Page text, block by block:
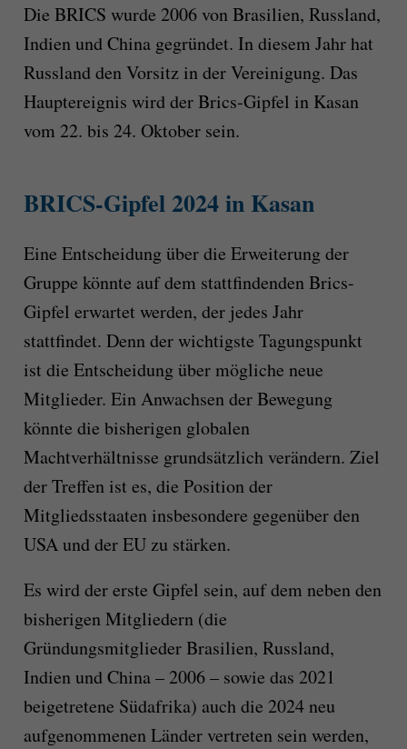
Die BRICS wurde 2006 von Brasilien, Russland,
Indien und China gegründet. In diesem Jahr hat
Russland den Vorsitz in der Vereinigung. Das
Hauptereignis wird der Brics-Gipfel in Kasan
vom 22. bis 24. Oktober sein.
BRICS-Gipfel 2024 in Kasan
Eine Entscheidung über die Erweiterung der
Gruppe könnte auf dem stattfindenden Brics-
Gipfel erwartet werden, der jedes Jahr
stattfindet. Denn der wichtigste Tagungspunkt
ist die Entscheidung über mögliche neue
Mitglieder. Ein Anwachsen der Bewegung
könnte die bisherigen globalen
Machtverhältnisse grundsätzlich verändern. Ziel
der Treffen ist es, die Position der
Mitgliedsstaaten insbesondere gegenüber den
USA und der EU zu stärken.
Es wird der erste Gipfel sein, auf dem neben den
bisherigen Mitgliedern (die
Gründungsmitglieder Brasilien, Russland,
Indien und China – 2006 – sowie das 2021
beigetretene Südafrika) auch die 2024 neu
aufgenommenen Länder vertreten sein werden,